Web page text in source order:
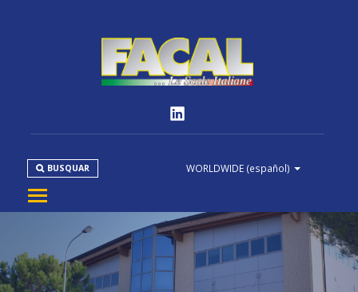
WORLDWIDE (español)
BUSQUAR
EMPRESA
PRODUCTOS
NORMATIVAS